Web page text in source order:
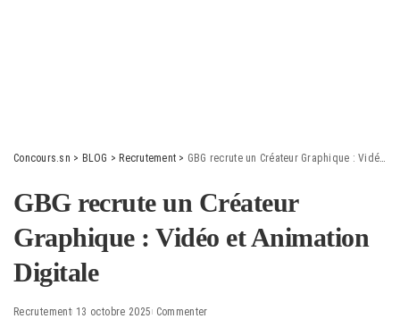
Concours.sn > BLOG > Recrutement > GBG recrute un Créateur Graphique : Vidéo et Animation Digitale
GBG recrute un Créateur
Graphique : Vidéo et Animation
Digitale
Recrutement 13 octobre 2025 Commenter